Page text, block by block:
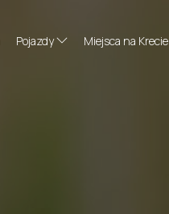
Pojazdy Miejsca na Krecie